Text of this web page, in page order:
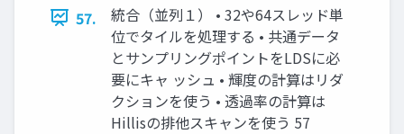
57.
統合（並列１） • 32や64スレッド単
位でタイルを処理する • 共通データ
とサンプリングポイントをLDSに必
要にキャ ッシュ • 輝度の計算はリダ
クションを使う • 透過率の計算は
Hillisの排他スキャンを使う 57